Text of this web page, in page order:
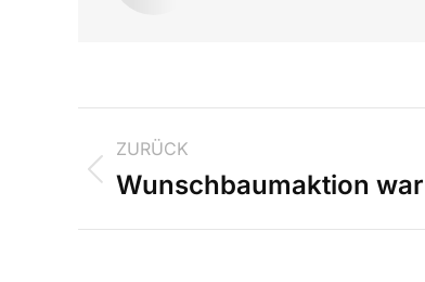
ZURÜCK
Wunschbaumaktion